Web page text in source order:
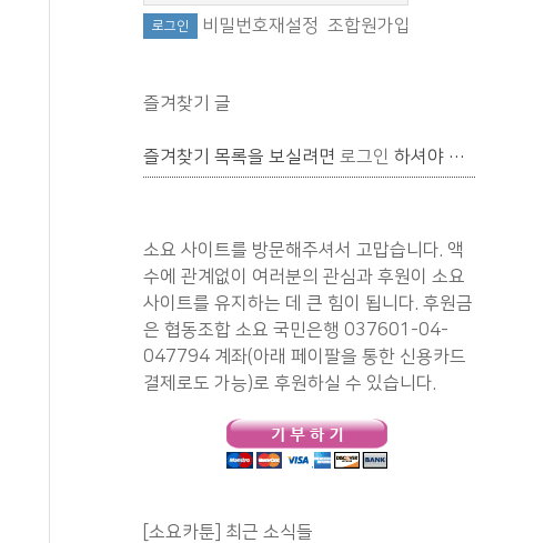
비밀번호재설정 조합원가입
즐겨찾기 글
즐겨찾기 목록을 보실려면 로그인 하셔야 합니다.
소요 사이트를 방문해주셔서 고맙습니다. 액
수에 관계없이 여러분의 관심과 후원이 소요
사이트를 유지하는 데 큰 힘이 됩니다. 후원금
은 협동조합 소요 국민은행 037601-04-
047794 계좌(아래 페이팔을 통한 신용카드
결제로도 가능)로 후원하실 수 있습니다.
[소요카툰] 최근 소식들